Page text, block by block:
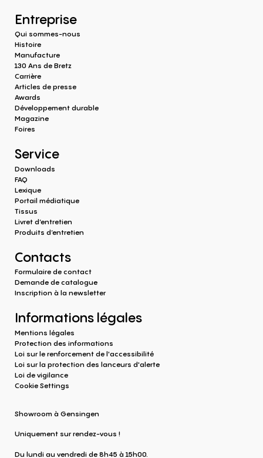
Entreprise
Qui sommes-nous
Histoire
Manufacture
130 Ans de Bretz
Carrière
Articles de presse
Awards
Développement durable
Magazine
Foires
Service
Downloads
FAQ
Lexique
Portail médiatique
Tissus
Livret d’entretien
Produits d‘entretien
Contacts
Formulaire de contact
Demande de catalogue
Inscription à la newsletter
Showroom à Gensingen
Uniquement sur rendez-vous !
Du lundi au vendredi de 8h45 à 15h00.
Informations légales
Mentions légales
Protection des informations
Loi sur le renforcement de l'accessibilité
Loi sur la protection des lanceurs d'alerte
Loi de vigilance
Cookie Settings